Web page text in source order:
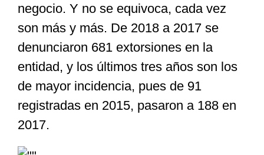
negocio. Y no se equivoca, cada vez
son más y más. De 2018 a 2017 se
denunciaron 681 extorsiones en la
entidad, y los últimos tres años son los
de mayor incidencia, pues de 91
registradas en 2015, pasaron a 188 en
2017.